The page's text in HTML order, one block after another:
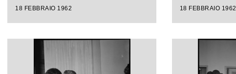
18 FEBBRAIO 1962 18 FEBBRAIO 1962